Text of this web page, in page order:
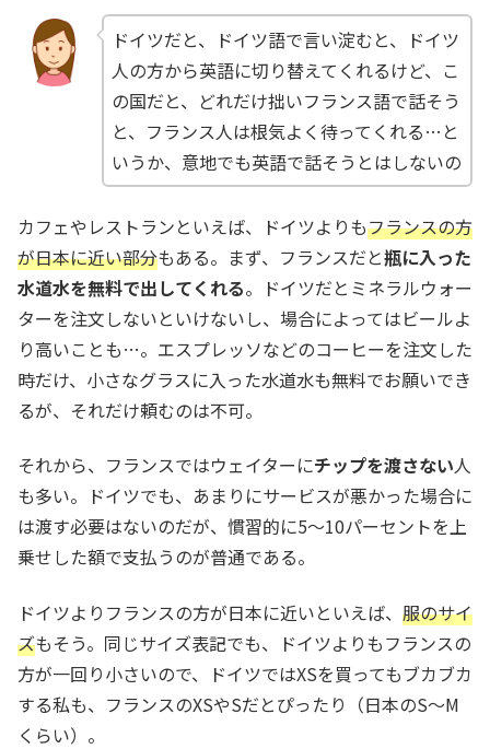
ドイツだと、ドイツ語で言い淀むと、ドイツ
人の方から英語に切り替えてくれるけど、こ
の国だと、どれだけ拙いフランス語で話そう
と、フランス人は根気よく待ってくれる…と
いうか、意地でも英語で話そうとはしないの
カフェやレストランといえば、ドイツよりもフランスの方
が日本に近い部分もある。まず、フランスだと瓶に入った
水道水を無料で出してくれる。ドイツだとミネラルウォー
ターを注文しないといけないし、場合によってはビールよ
り高いことも…。エスプレッソなどのコーヒーを注文した
時だけ、小さなグラスに入った水道水も無料でお願いでき
るが、それだけ頼むのは不可。
それから、フランスではウェイターにチップを渡さない人
も多い。ドイツでも、あまりにサービスが悪かった場合に
は渡す必要はないのだが、慣習的に5〜10パーセントを上
乗せした額で支払うのが普通である。
ドイツよりフランスの方が日本に近いといえば、 服のサイ
ズもそう。同じサイズ表記でも、ドイツよりもフランスの
方が一回り小さいので、ドイツではXSを買ってもブカブカ
する私も、フランスのXSやSだとぴったり（日本のS〜M
くらい）。